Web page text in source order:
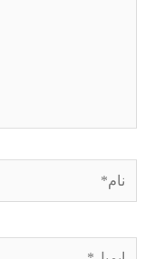
نام*
ایمیل*